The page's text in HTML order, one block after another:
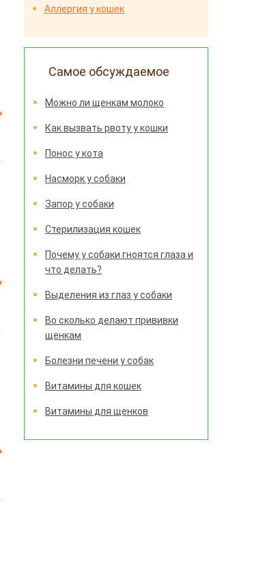
Аллергия у кошек
Самое обсуждаемое
Можно ли щенкам молоко
Как вызвать рвоту у кошки
Понос у кота
Насморк у собаки
Запор у собаки
Стерилизация кошек
Почему у собаки гноятся глаза и
что делать?
Выделения из глаз у собаки
Во сколько делают прививки
щенкам
Болезни печени у собак
Витамины для кошек
Витамины для щенков